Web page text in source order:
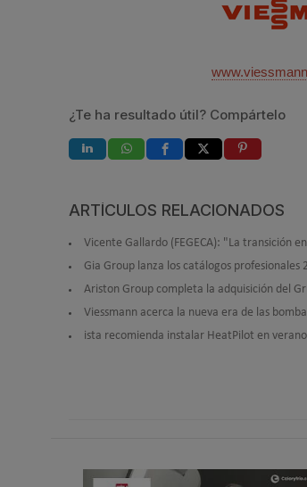
¿Te ha resultado útil? Compártelo
ARTÍCULOS RELACIONADOS
Vicente Gallardo (FEGECA): "La transición
Gia Group lanza los catálogos profesionales
Ariston Group completa la adquisición del
Viessmann acerca la nueva era de las
ista recomienda instalar HeatPilot en